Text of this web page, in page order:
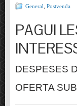
General Postvenda
PAGUI
DESPESES
OFERTA